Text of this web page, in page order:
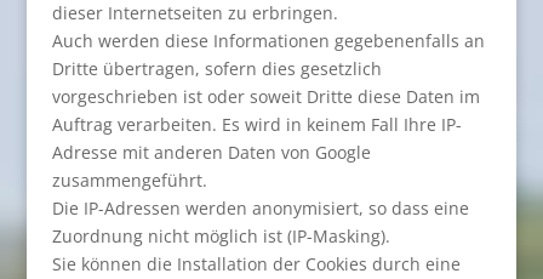
dieser Internetseiten zu erbringen.
Auch werden diese Informationen gegebenenfalls an
Dritte übertragen, sofern dies gesetzlich
vorgeschrieben ist oder soweit Dritte diese Daten im
Auftrag verarbeiten. Es wird in keinem Fall Ihre IP-
Adresse mit anderen Daten von Google
zusammengeführt.
Die IP-Adressen werden anonymisiert, so dass eine
Zuordnung nicht möglich ist (IP-Masking).
Sie können die Installation der Cookies durch eine